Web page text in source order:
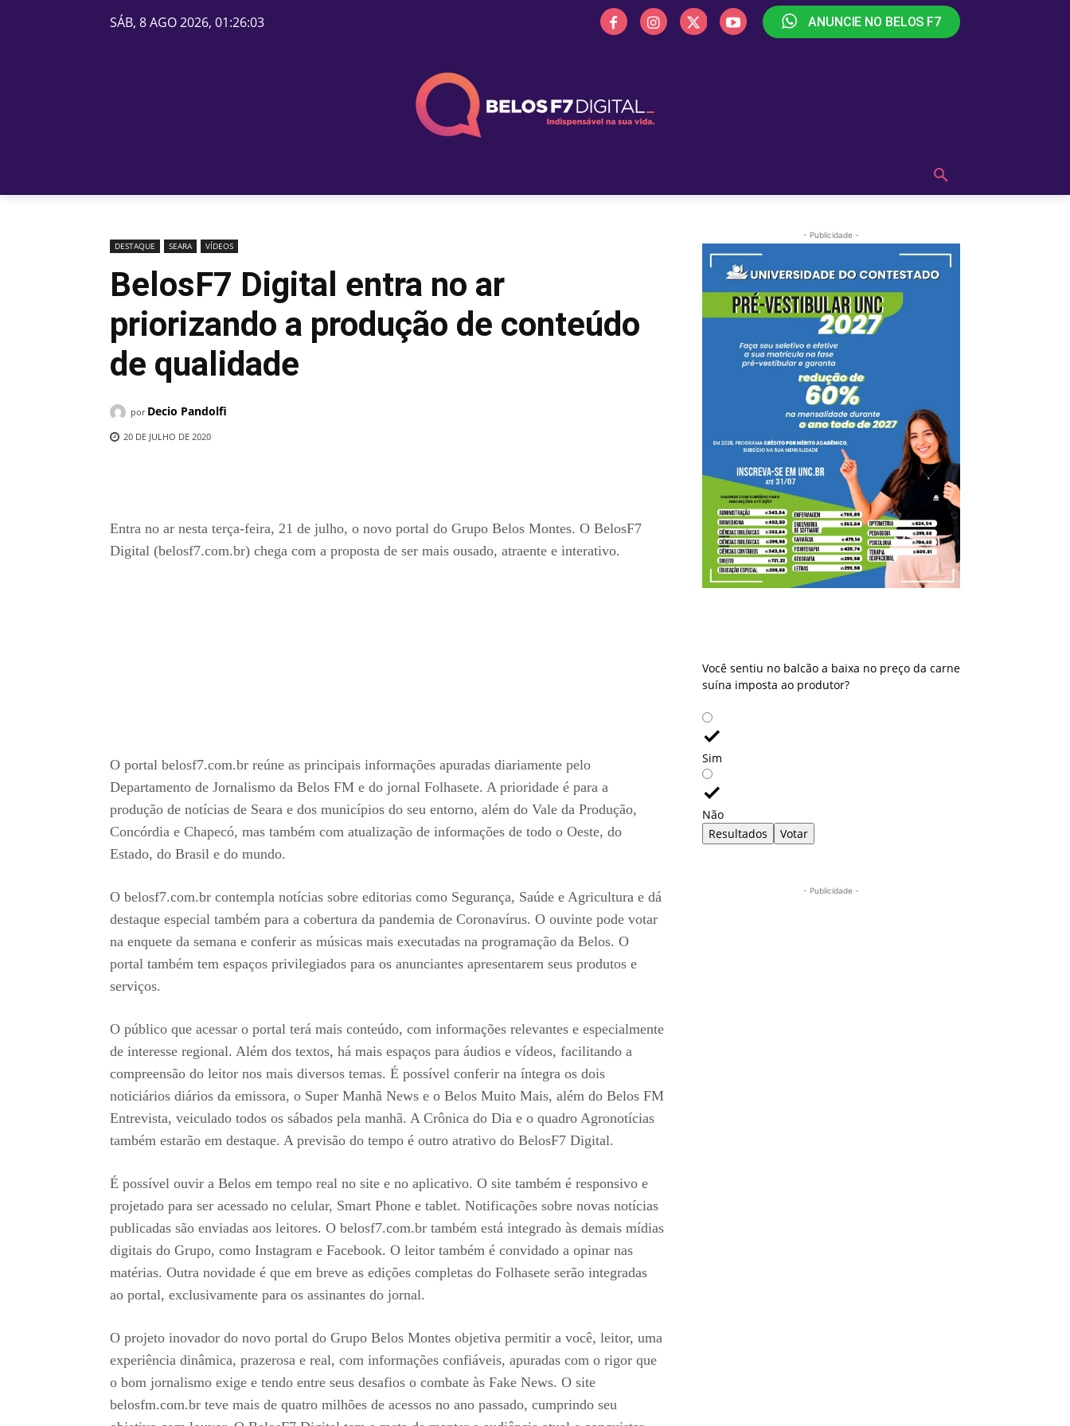
SÁB, 8 AGO 2026, 01:26:03 ANUNCIE NO BELOS F7
DESTAQUE SEARA VÍDEOS
BelosF7 Digital entra no ar
priorizando a produção de conteúdo
de qualidade
por Decio Pandolfi
20 DE JULHO DE 2020
Entra no ar nesta terça-feira, 21 de julho, o novo portal do Grupo Belos Montes. O BelosF7
Digital (belosf7.com.br) chega com a proposta de ser mais ousado, atraente e interativo.
O portal belosf7.com.br reúne as principais informações apuradas diariamente pelo
Departamento de Jornalismo da Belos FM e do jornal Folhasete. A prioridade é para a
produção de notícias de Seara e dos municípios do seu entorno, além do Vale da Produção,
Concórdia e Chapecó, mas também com atualização de informações de todo o Oeste, do
Estado, do Brasil e do mundo.
O belosf7.com.br contempla notícias sobre editorias como Segurança, Saúde e Agricultura e dá
destaque especial também para a cobertura da pandemia de Coronavírus. O ouvinte pode votar
na enquete da semana e conferir as músicas mais executadas na programação da Belos. O
portal também tem espaços privilegiados para os anunciantes apresentarem seus produtos e
serviços.
O público que acessar o portal terá mais conteúdo, com informações relevantes e especialmente
de interesse regional. Além dos textos, há mais espaços para áudios e vídeos, facilitando a
compreensão do leitor nos mais diversos temas. É possível conferir na íntegra os dois
noticiários diários da emissora, o Super Manhã News e o Belos Muito Mais, além do Belos FM
Entrevista, veiculado todos os sábados pela manhã. A Crônica do Dia e o quadro Agronotícias
também estarão em destaque. A previsão do tempo é outro atrativo do BelosF7 Digital.
É possível ouvir a Belos em tempo real no site e no aplicativo. O site também é responsivo e
projetado para ser acessado no celular, Smart Phone e tablet. Notificações sobre novas notícias
publicadas são enviadas aos leitores. O belosf7.com.br também está integrado às demais mídias
digitais do Grupo, como Instagram e Facebook. O leitor também é convidado a opinar nas
matérias. Outra novidade é que em breve as edições completas do Folhasete serão integradas
ao portal, exclusivamente para os assinantes do jornal.
O projeto inovador do novo portal do Grupo Belos Montes objetiva permitir a você, leitor, uma
experiência dinâmica, prazerosa e real, com informações confiáveis, apuradas com o rigor que
o bom jornalismo exige e tendo entre seus desafios o combate às Fake News. O site
belosfm.com.br teve mais de quatro milhões de acessos no ano passado, cumprindo seu
- Publicidade -
Você sentiu no balcão a baixa no preço da carne
suína imposta ao produtor?
Sim
Não
Resultados
Votar
- Publicidade -